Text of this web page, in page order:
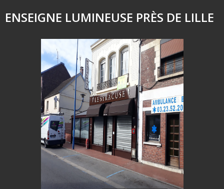
ENSEIGNE LUMINEUSE PRÈS DE LILLE